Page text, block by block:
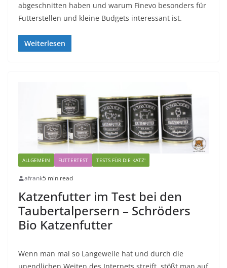
abgeschnitten haben und warum Finevo besonders für
Futterstellen und kleine Budgets interessant ist.
Weiterlesen
ALLGEMEIN FUTTERTEST TESTS FÜR DIE KATZ'
afrank5 min read
Katzenfutter im Test bei den
Taubertalpersern – Schröders
Bio Katzenfutter
Wenn man mal so Langeweile hat und durch die